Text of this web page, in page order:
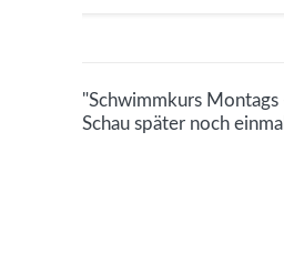
"Schwimmkurs
Schau später noch